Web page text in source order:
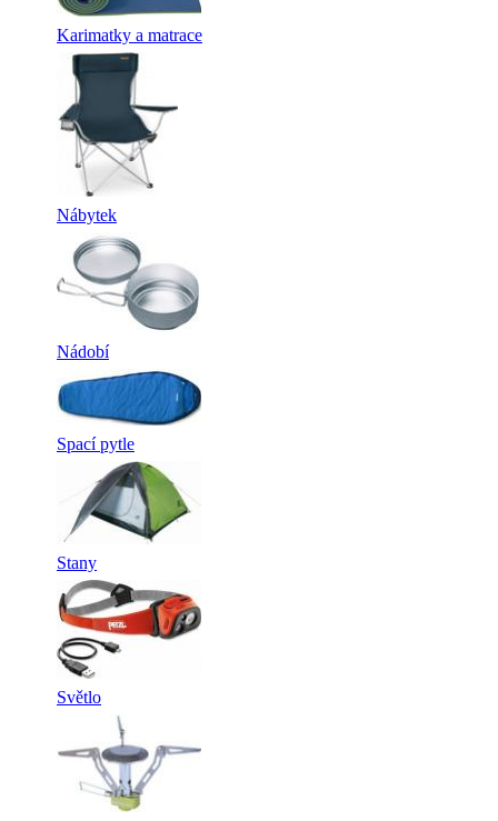
Karimatky a matrace
Nábytek
Nádobí
Spací pytle
Stany
Světlo